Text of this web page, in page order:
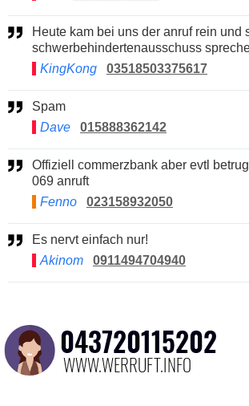
Heute kam bei uns der anruf rein und sie wollte unseren
schwerbehindertenausschuss
KingKong
03518503375617
Spam
Dave
015888362142
Offiziell commerzbank aber evtl betrug da normalerweise
069 anruft
Fenno
023158932050
Es nervt einfach nur!
Akinom
0911494704940